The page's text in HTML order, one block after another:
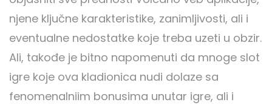
njene ključne karakteristike, zanimljivosti, ali i
eventualne nedostatke koje treba uzeti u obzir.
Ali, takođe je bitno napomenuti da mnoge slot
igre koje ova kladionica nudi dolaze sa
fenomenalniim bonusima unutar igre, ali i